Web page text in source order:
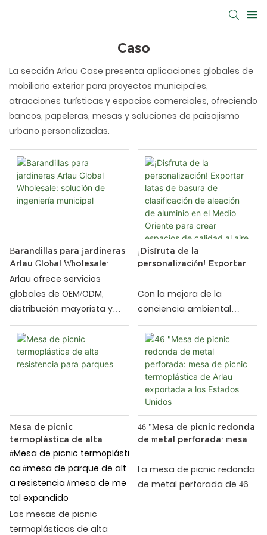
Caso
La sección Arlau Case presenta aplicaciones globales de
mobiliario exterior para proyectos municipales,
atracciones turísticas y espacios comerciales, ofreciendo
bancos, papeleras, mesas y soluciones de paisajismo
urbano personalizadas.
Barandillas para jardineras
Arlau Global Wholesale:
solución de ingeniería
municipal
Arlau ofrece servicios
globales de OEM/ODM,
distribución mayorista y
fabricación. Contamos con
un equipo interno de
ingeniería y un equipo de
inspección de calidad
paisajísticas para
proyectos municipales. La
Plaza del Piano del Río
Yangtze de Yichang, un
proyecto municipal clave
de paisajismo, buscaba
combinar la seguridad vial
con la belleza ecológica.
Arlau, aprovechando su
¡Disfruta de la
personalización! Exportar
clasificación de aleación de
aluminio en el Medio
Oriente para crear
espacios de calidad al aire
libre - Arlau
Con la mejora de la
conciencia ambiental
global, la clasificación de
basura se ha convertido en
un símbolo importante de
la civilización urbana
moderna. En el Medio
Oriente, la economía en
auge y la creciente
demanda turística han
presentado mayores
construcción ambiental
urbana. Arlau, como
Mesa de picnic
termoplástica de alta
resistencia para parques
#Mesa de picnic termoplásti
ca #mesa de parque de alt
a resistencia #mesa de me
tal expandido
Las mesas de picnic
termoplásticas de alta
46 "Mesa de picnic redonda
de metal perforada: mesa
Arlau exportada a los
Estados Unidos
La mesa de picnic redonda
de metal perforada de 46